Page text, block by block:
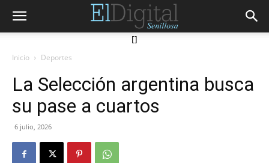
[]
Inicio Deportes
La Selección argentina busca
su pase a cuartos
6 julio, 2026